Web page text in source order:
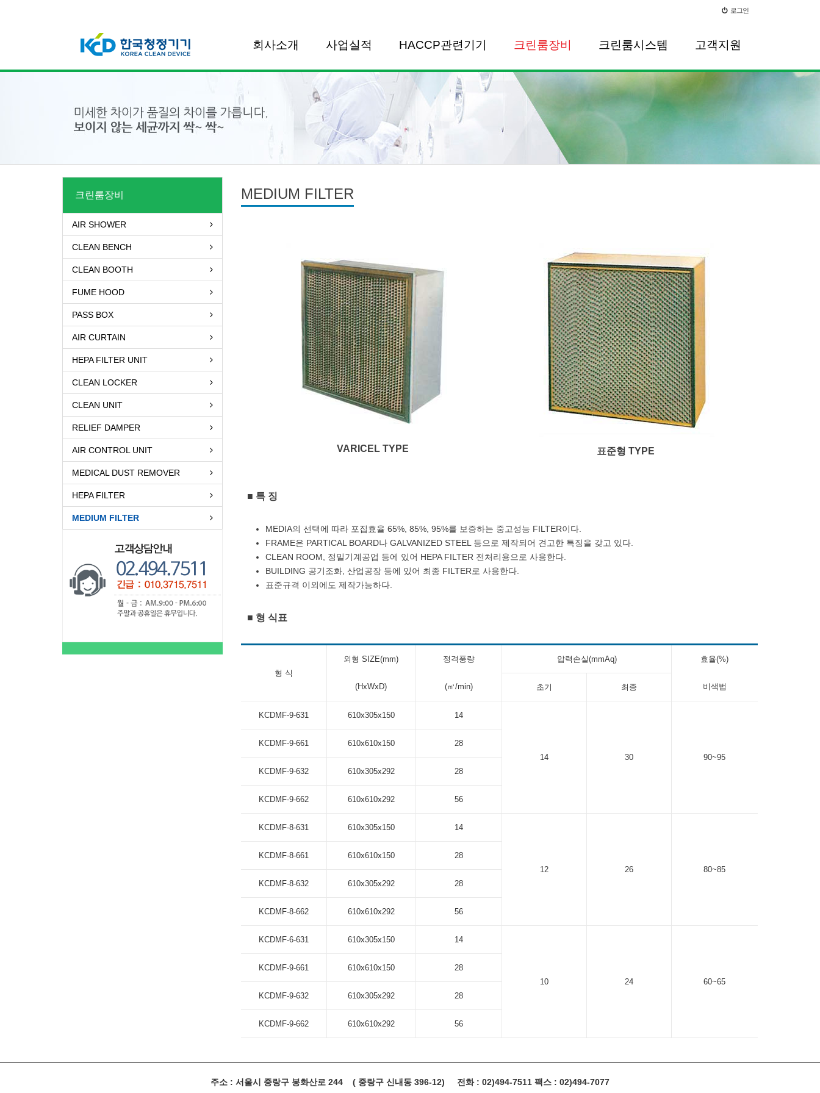
로그인
회사소개 사업실적 HACCP관련기기 크린룸장비 크린룸시스템 고객지원
MEDIUM FILTER
VARICEL TYPE 표준형 TYPE
■ 특 징
MEDIA의 선택에 따라 포집효율 65%, 85%, 95%를 보증하는 중고성능 FILTER이다.
FRAME은 PARTICAL BOARD나 GALVANIZED STEEL 등으로 제작되어 견고한 특징을 갖고 있다.
CLEAN ROOM, 정밀기계공업 등에 있어 HEPA FILTER 전처리용으로 사용한다.
BUILDING 공기조화, 산업공장 등에 있어 최종 FILTER로 사용한다.
표준규격 이외에도 제작가능하다.
■ 형 식표
형 식
외형 SIZE(mm)
(HxWxD)
정격풍량
(㎥/min)
압력손실(mmAq) 효율(%)
비색법
초기 최종
KCDMF-9-631 610x305x150 14
14 30 90~95
KCDMF-9-661 610x610x150 28
KCDMF-9-632 610x305x292 28
KCDMF-9-662 610x610x292 56
KCDMF-8-631 610x305x150 14
12 26 80~85
KCDMF-8-661 610x610x150 28
KCDMF-8-632 610x305x292 28
KCDMF-8-662 610x610x292 56
KCDMF-6-631 610x305x150 14
10 24 60~65
KCDMF-9-661 610x610x150 28
KCDMF-9-632 610x305x292 28
KCDMF-9-662 610x610x292 56
크린룸장비
AIR SHOWER
CLEAN BENCH
CLEAN BOOTH
FUME HOOD
PASS BOX
AIR CURTAIN
HEPA FILTER UNIT
CLEAN LOCKER
CLEAN UNIT
RELIEF DAMPER
AIR CONTROL UNIT
MEDICAL DUST REMOVER
HEPA FILTER
MEDIUM FILTER
주소 : 서울시 중랑구 봉화산로 244 ( 중랑구 신내동 396-12) 전화 : 02)494-7511 팩스 : 02)494-7077